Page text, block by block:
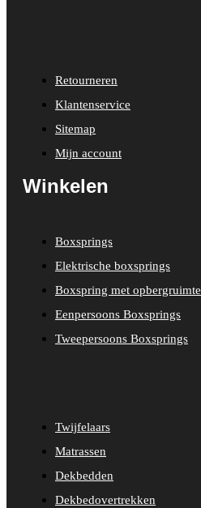
Retourneren
Klantenservice
Sitemap
Mijn account
Winkelen
Boxsprings
Elektrische boxsprings
Boxspring met opbergruimte
Eenpersoons Boxsprings
Tweepersoons Boxsprings
Twijfelaars
Matrassen
Dekbedden
Dekbedovertrekken